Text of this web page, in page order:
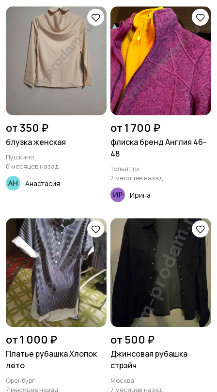
от 350 ₽
блузка женская
Пушкино
6 месяцев назад
Анастасия
от 1 700 ₽
флиска бренд Англия 46-
48
Тольятти
7 месяцев назад
Ирина
от 1 000 ₽
Платье рубашка Хлопок
лето
Оренбург
7 месяцев назад
от 500 ₽
Джинсовая рубашка
стрэйч
Москва
7 месяцев назад